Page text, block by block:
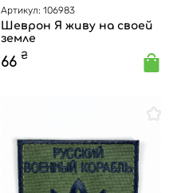
Артикул: 106983
Шеврон Я живу на своей
земле
66 ₴